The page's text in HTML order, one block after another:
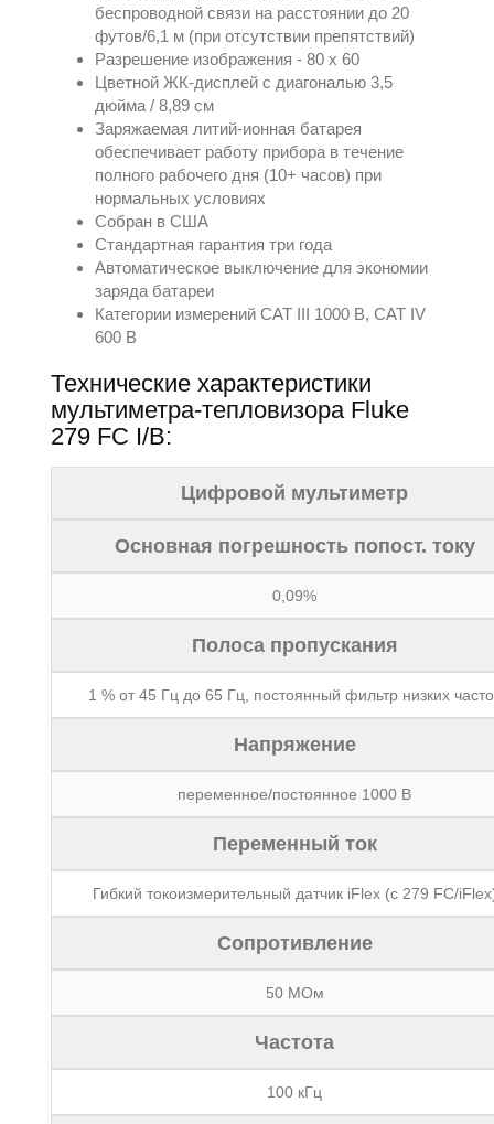
беспроводной связи на расстоянии до 20
футов/6,1 м (при отсутствии препятствий)
Разрешение изображения - 80 х 60
Цветной ЖК-дисплей с диагональю 3,5
дюйма / 8,89 см
Заряжаемая литий-ионная батарея
обеспечивает работу прибора в течение
полного рабочего дня (10+ часов) при
нормальных условиях
Собран в США
Стандартная гарантия три года
Автоматическое выключение для экономии
заряда батареи
Категории измерений CAT III 1000 В, CAT IV
600 В
Технические характеристики
мультиметра-тепловизора Fluke
279 FC I/B:
Цифровой мультиметр
Основная погрешность попост. току
0,09%
Полоса пропускания
1 % от 45 Гц до 65 Гц, постоянный фильтр низких
Напряжение
переменное/постоянное 1000 В
Переменный ток
Гибкий токоизмерительный датчик iFlex (с 279 FC/
Сопротивление
50 MОм
Частота
100 кГц